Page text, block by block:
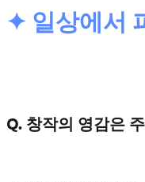
✦ 일상에서
Q. 창작의 영감은